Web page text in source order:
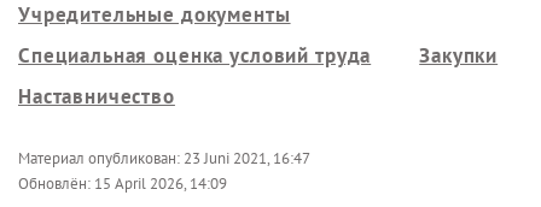
Учредительные документы
Специальная оценка условий труда
Закупки
Наставничество
Материал опубликован: 23 Juni 2021, 16:47
Обновлён: 15 April 2026, 14:09